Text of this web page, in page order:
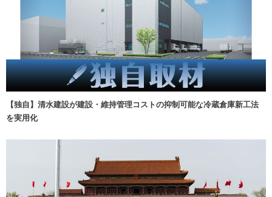
【独自】清水建設が建設・維持管理コストの抑制可能な冷蔵倉庫新工法
を実用化